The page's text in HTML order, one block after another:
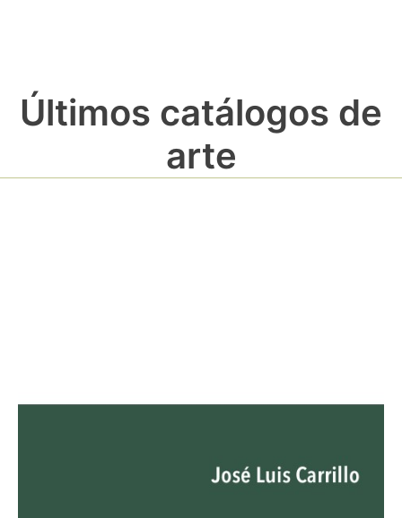
Últimos catálogos de
arte